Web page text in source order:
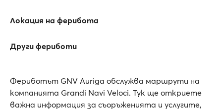
Локация на ферибота
Други фериботи
Фериботът GNV Auriga обслужва маршрути на
компанията Grandi Navi Veloci. Тук ще откриете
важна информация за съоръженията и услугите,